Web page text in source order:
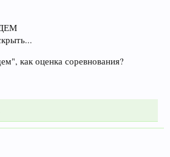
как оценка соревнования?